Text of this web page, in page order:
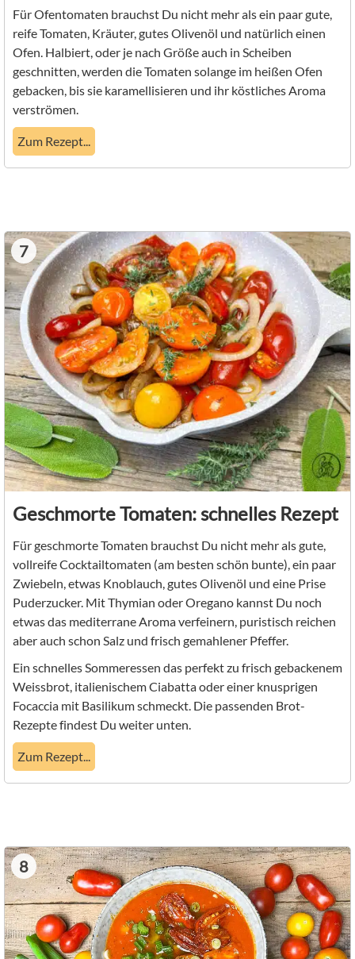
Für Ofentomaten brauchst Du nicht mehr als ein paar gute,
reife Tomaten, Kräuter, gutes Olivenöl und natürlich einen
Ofen. Halbiert, oder je nach Größe auch in Scheiben
geschnitten, werden die Tomaten solange im heißen Ofen
gebacken, bis sie karamellisieren und ihr köstliches Aroma
verströmen.
Zum Rezept...
7
Geschmorte Tomaten: schnelles Rezept
Für geschmorte Tomaten brauchst Du nicht mehr als gute,
vollreife Cocktailtomaten (am besten schön bunte), ein paar
Zwiebeln, etwas Knoblauch, gutes Olivenöl und eine Prise
Puderzucker. Mit Thymian oder Oregano kannst Du noch
etwas das mediterrane Aroma verfeinern, puristisch reichen
aber auch schon Salz und frisch gemahlener Pfeffer.
Ein schnelles Sommeressen das perfekt zu frisch gebackenem
Weissbrot, italienischem Ciabatta oder einer knusprigen
Focaccia mit Basilikum schmeckt. Die passenden Brot-
Rezepte findest Du weiter unten.
Zum Rezept...
8